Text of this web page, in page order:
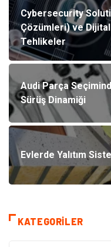
Cybersecurity
Çözümleri) ve
Tehlikeler
Audi Parça
Sürüş Dinamiği
Evlerde Yalıtım
KATEGORILER